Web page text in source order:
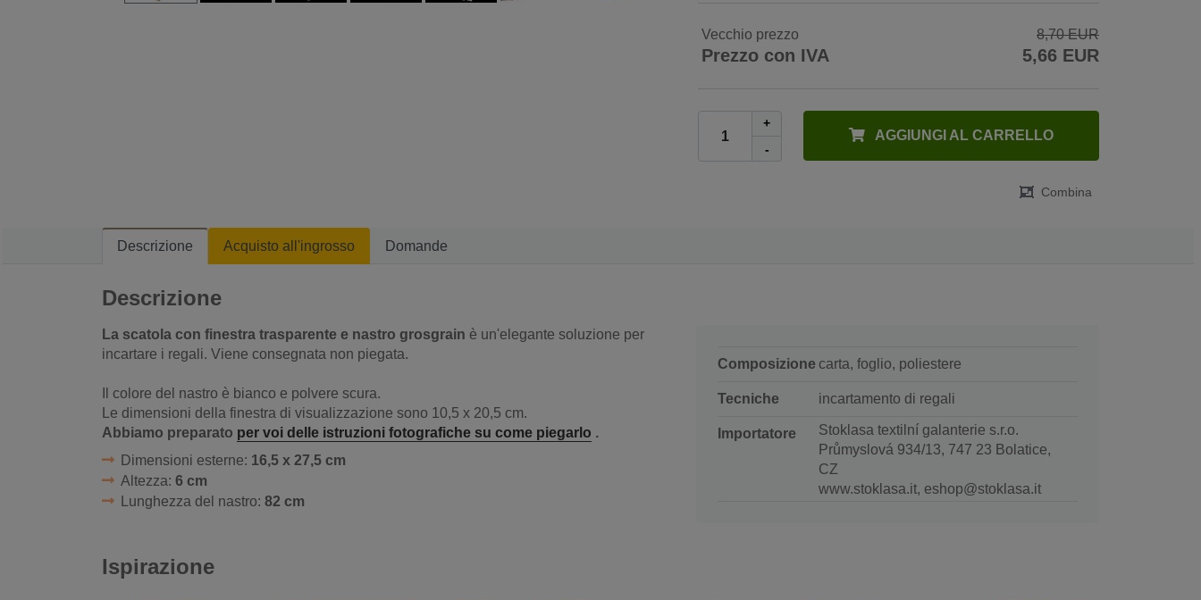
Vecchio prezzo 8,70 EUR
Prezzo con IVA 5,66 EUR
+
-
AGGIUNGI AL CARRELLO
Combina
Descrizione Acquisto all'ingrosso Domande
Descrizione
La scatola con finestra trasparente e nastro grosgrain è un'elegante soluzione per
incartare i regali. Viene consegnata non piegata.
Il colore del nastro è bianco e polvere scura.
Le dimensioni della finestra di visualizzazione sono 10,5 x 20,5 cm.
Abbiamo preparato per voi delle istruzioni fotografiche su come piegarlo .
Dimensioni esterne: 16,5 x 27,5 cm
Altezza: 6 cm
Lunghezza del nastro: 82 cm
Composizione carta, foglio, poliestere
Tecniche incartamento di regali
Importatore
Stoklasa textilní galanterie s.r.o.
Průmyslová 934/13, 747 23 Bolatice,
CZ
www.stoklasa.it, eshop@stoklasa.it
Ispirazione